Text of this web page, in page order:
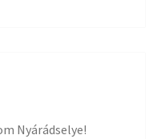
Nyárádselye!